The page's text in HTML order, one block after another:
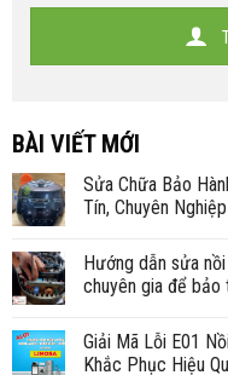
BÀI VIẾT MỚI
Sửa Chữa Bảo
Tín, Chuyên
Hướng dẫn sửa
chuyên gia để
Giải Mã Lỗi E01
Khắc Phục Hiệu